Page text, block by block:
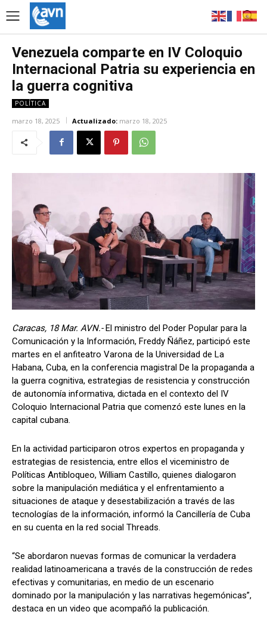
Venezuela comparte en IV Coloquio
Internacional Patria su experiencia en
la guerra cognitiva
POLÍTICA
marzo 18, 2025 Actualizado: marzo 18, 2025
Caracas, 18 Mar. AVN.- El ministro del Poder Popular para la
Comunicación y la Información, Freddy Ñáñez, participó este
martes en el anfiteatro Varona de la Universidad de La
Habana, Cuba, en la conferencia magistral De la propaganda a
la guerra cognitiva, estrategias de resistencia y construcción
de autonomía informativa, dictada en el contexto del IV
Coloquio Internacional Patria que comenzó este lunes en la
capital cubana.
En la actividad participaron otros expertos en propaganda y
estrategias de resistencia, entre ellos el viceministro de
Políticas Antibloqueo, William Castillo, quienes dialogaron
sobre la manipulación mediática y el enfrentamiento a
situaciones de ataque y desestabilización a través de las
tecnologías de la información, informó la Cancillería de Cuba
en su cuenta en la red social Threads.
“Se abordaron nuevas formas de comunicar la verdadera
realidad latinoamericana a través de la construcción de redes
efectivas y comunitarias, en medio de un escenario
dominado por la manipulación y las narrativas hegemónicas”,
destaca en un video que acompañó la publicación.